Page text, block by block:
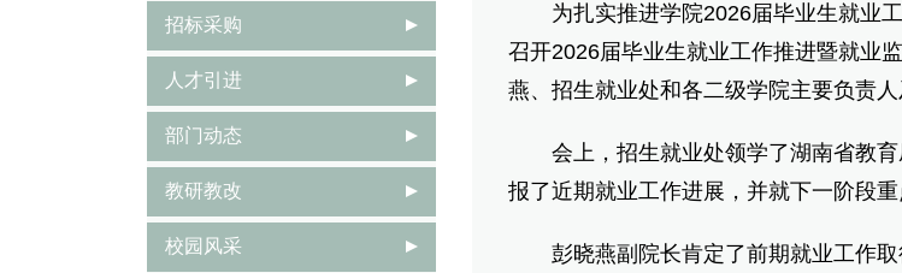
为扎实推进学院2026届毕业生就业工
召开2026届毕业生就业工作推进暨就业
燕、招生就业处和各二级学院主要负责人
会上，招生就业处领学了湖南省教育
报了近期就业工作进展，并就下一阶段重
彭晓燕副院长肯定了前期就业工作取
招标采购
人才引进
部门动态
教研教改
校园风采